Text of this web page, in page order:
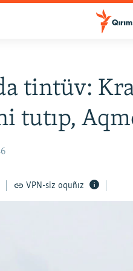
tintüv:
tutıp,
VPN-siz oquñız